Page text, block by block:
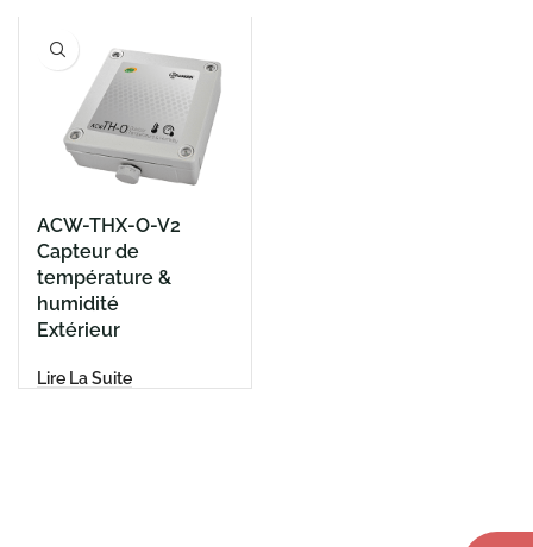
ACW-THX-O-V2
Capteur de
température &
humidité
Extérieur
Lire La Suite